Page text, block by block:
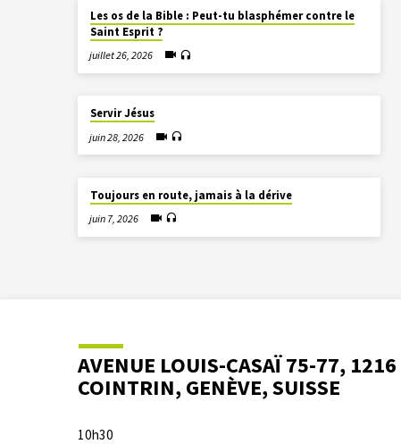
Les os de la Bible : Peut-tu blasphémer contre le
Saint Esprit ?
juillet 26, 2026
Servir Jésus
juin 28, 2026
Toujours en route, jamais à la dérive
juin 7, 2026
AVENUE LOUIS-CASAÏ 75-77, 1216
COINTRIN, GENÈVE, SUISSE
10h30